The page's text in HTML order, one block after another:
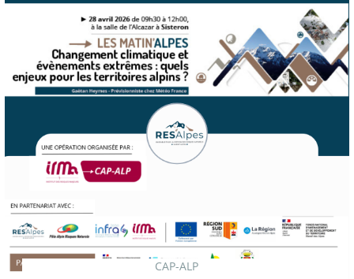
CAP-ALP